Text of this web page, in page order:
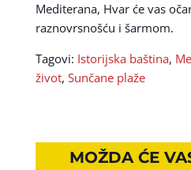
Mediterana, Hvar će vas
raznovrsnošću i šarmom.
Tagovi: Istorijska baština,
život, Sunčane plaže
MOŽDA ĆE